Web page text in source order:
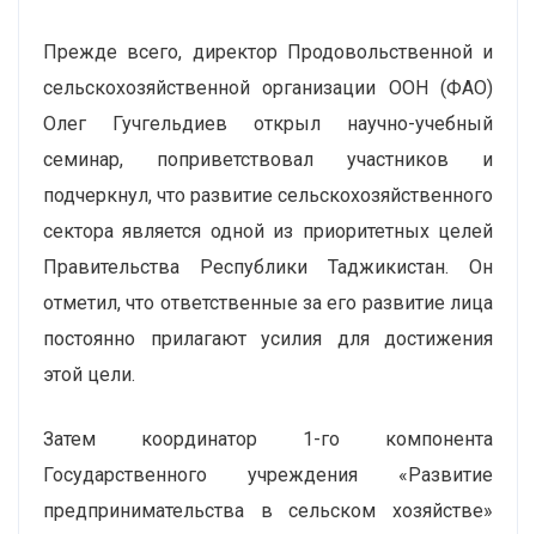
Прежде всего, директор Продовольственной и
сельскохозяйственной организации ООН (ФАО)
Олег Гучгельдиев открыл научно-учебный
семинар, поприветствовал участников и
подчеркнул, что развитие сельскохозяйственного
сектора является одной из приоритетных целей
Правительства Республики Таджикистан. Он
отметил, что ответственные за его развитие лица
постоянно прилагают усилия для достижения
этой цели.
Затем координатор 1-го компонента
Государственного учреждения «Развитие
предпринимательства в сельском хозяйстве»